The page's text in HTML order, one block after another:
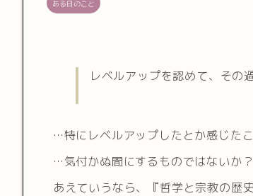
ある日のこと
レベルアップを認めて、その
…特にレベルアップしたとか感じた
…気付かぬ間にするものではないか？
あえていうなら、『哲学と宗教の歴